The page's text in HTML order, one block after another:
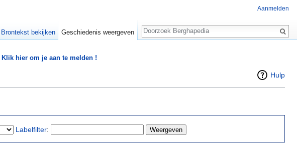
Klik hier om je aan te melden !
Hulp
Labelfilter:
Aanmelden
Brontekst bekijken Geschiedenis weergeven
Zoeken